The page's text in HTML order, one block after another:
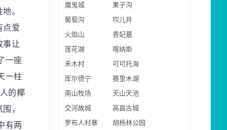
。
点爱
事让
一座
一柱
的椰
，
有两
魔鬼城
果子沟
葡萄沟
坎儿井
火焰山
香妃墓
莲花湖
喀纳斯
禾木村
可可托海
库尔德宁
赛里木湖
南山牧场
天山天池
交河故城
高昌古城
罗布人村寨
胡杨林公园